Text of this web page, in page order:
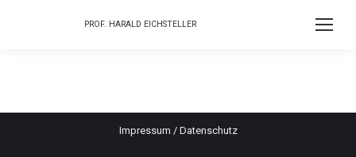
PROF. HARALD EICHSTELLER
Impressum / Datenschutz